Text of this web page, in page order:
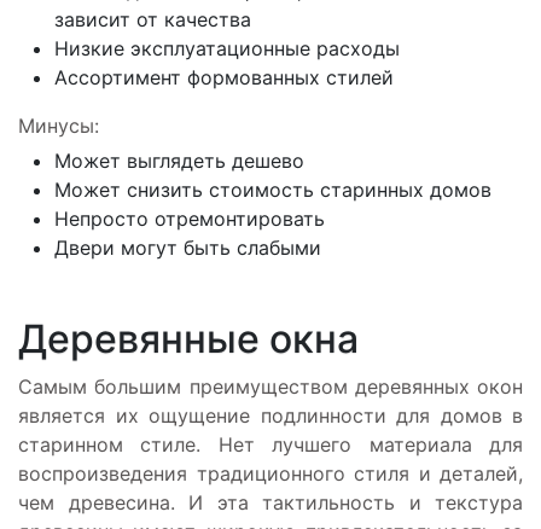
зависит от качества
Низкие эксплуатационные расходы
Ассортимент формованных стилей
Минусы:
Может выглядеть дешево
Может снизить стоимость старинных домов
Непросто отремонтировать
Двери могут быть слабыми
Деревянные окна
Самым большим преимуществом деревянных окон
является их ощущение подлинности для домов в
старинном стиле. Нет лучшего материала для
воспроизведения традиционного стиля и деталей,
чем древесина. И эта тактильность и текстура